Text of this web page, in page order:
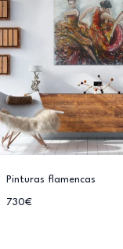
Pinturas flamencas
730€